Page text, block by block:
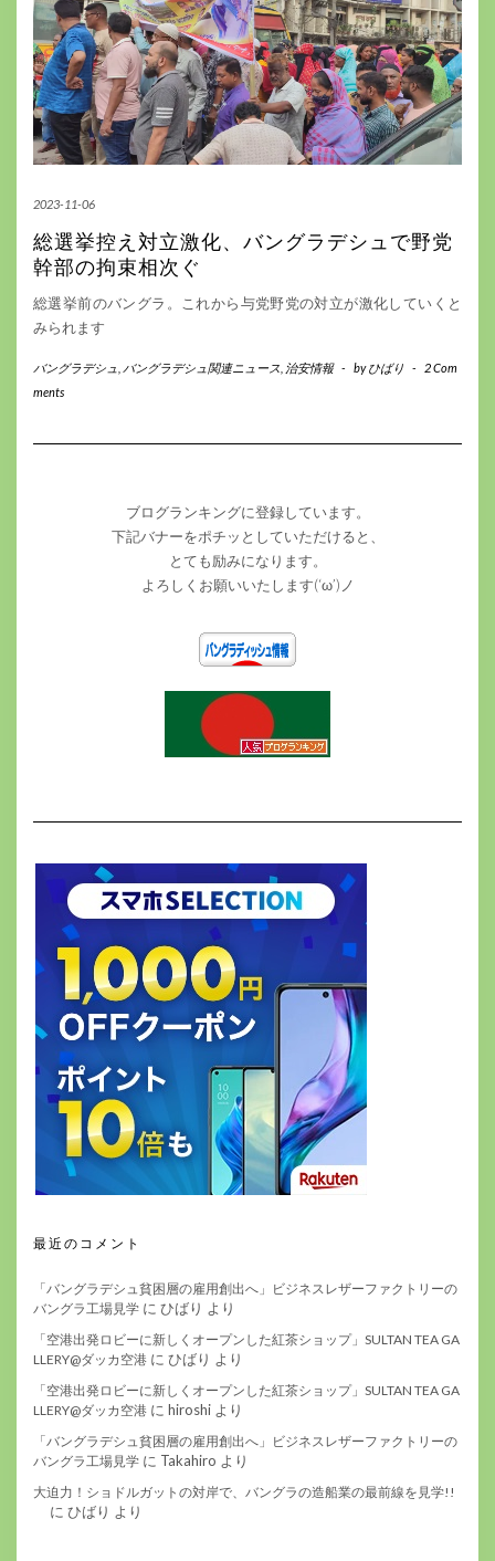
2023-11-06
総選挙控え対立激化、バングラデシュで野党
幹部の拘束相次ぐ
総選挙前のバングラ。これから与党野党の対立が激化していくと
みられます
バングラデシュ バングラデシュ関連ニュース 治安情報 - byひばり -
2 Com
ments
ブログランキングに登録しています。
下記バナーをポチッとしていただけると、
とても励みになります。
よろしくお願いいたします(‘ω’)ノ
最近のコメント
「バングラデシュ貧困層の雇用創出へ」ビジネスレザーファクトリーの
バングラ工場見学 に ひばり より
「空港出発ロビーに新しくオープンした紅茶ショップ」SULTAN TEA GA
LLERY@ダッカ空港 に ひばり より
「空港出発ロビーに新しくオープンした紅茶ショップ」SULTAN TEA GA
LLERY@ダッカ空港 に hiroshi より
「バングラデシュ貧困層の雇用創出へ」ビジネスレザーファクトリーの
バングラ工場見学 に Takahiro より
大迫力！ショドルガットの対岸で、バングラの造船業の最前線を見学!!
に ひばり より